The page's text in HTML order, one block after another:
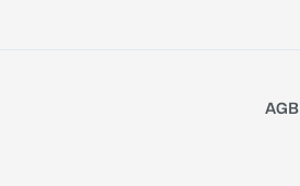
AGB